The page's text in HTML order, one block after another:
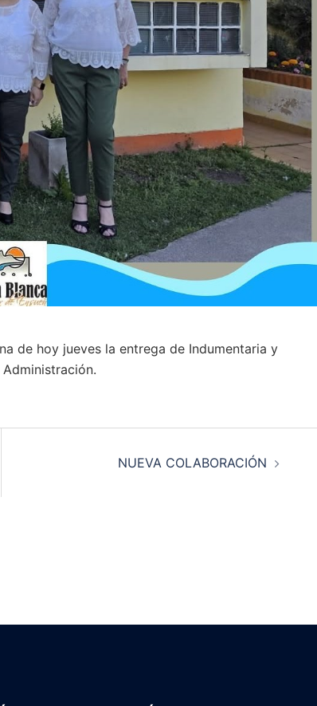
de hoy jueves la entrega de Indumentaria y
NUEVA COLABORACIÓN